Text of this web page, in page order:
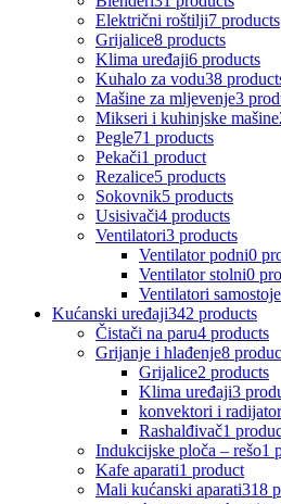
Električni roštilji7 products
Grijalice8 products
Klima uređaji6 products
Kuhalo za vodu38
Mašine za mljevenje3
Mikseri i kuhinjske mašine
Pegle71 products
Pekači1 product
Rezalice5 products
Sokovnik5 products
Usisivači4 products
Ventilatori3 products
Ventilator podni0
Ventilator stolni0
Ventilatori
Kućanski uređaji342 products
Čistači na paru4 products
Grijanje i hlađenje8
Grijalice2 products
Klima uređaji3
konvektori i
Rashalđivač1
Indukcijske ploča – rešo1
Kafe aparati1 product
Mali kućanski aparati318